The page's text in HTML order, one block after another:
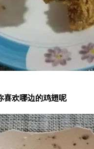
喜欢哪边的鸡翅呢